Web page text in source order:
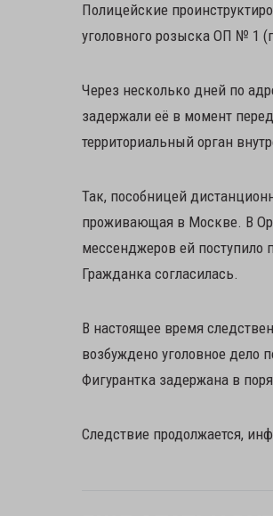
Полицейские
уголовного розыска ОП № 1
Через несколько дней по
задержали её в момент
территориальный орган
Так, пособницей
проживающая в Москве. В
мессенджеров ей поступило
Гражданка согласилась.
В настоящее время
возбуждено уголовное дело
Фигурантка задержана в
Следствие продолжается,